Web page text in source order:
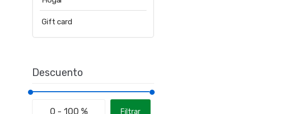
Gift card
Descuento
Filtrar